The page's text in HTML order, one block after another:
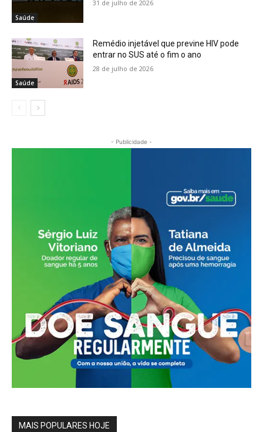
Saúde
31 de julho de 2026
Saúde
Remédio injetável que previne HIV pode
entrar no SUS até o fim o ano
28 de julho de 2026
- Publicidade -
MAIS POPULARES HOJE